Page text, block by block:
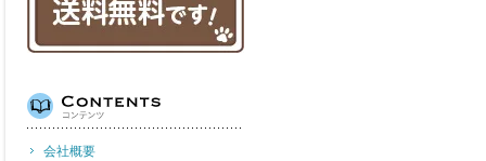
会社概要